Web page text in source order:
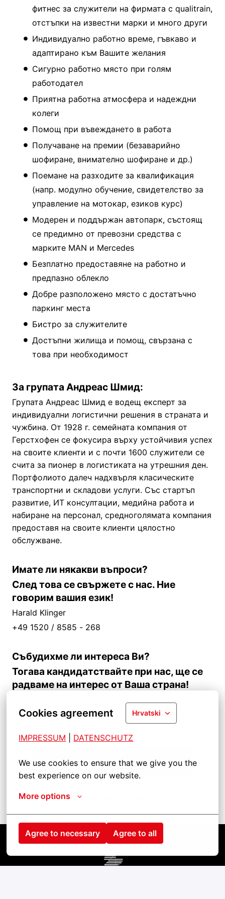
Cookies agreement Hrvatski
IMPRESSUM DATENSCHUTZ
We use cookies to ensure that we give you the
best experience on our website.
More options
Agree to necessary Agree to all
фитнес за служители на фирмата с qualitrain,
отстъпки на известни марки и много други
Индивидуално работно време, гъвкаво и
адаптирано към Вашите желания
Сигурно работно място при голям
работодател
Приятна работна атмосфера и надеждни
колеги
Помощ при въвеждането в работа
Получаване на премии (безаварийно
шофиране, внимателно шофиране и др.)
Поемане на разходите за квалификация
(напр. модулно обучение, свидетелство за
управление на мотокар, езиков курс)
Модерен и поддържан автопарк, състоящ
се предимно от превозни средства с
марките MAN и Mercedes
Безплатно предоставяне на работно и
предпазно облекло
Добре разположено място с достатъчно
паркинг места
Бистро за служителите
Достъпни жилища и помощ, свързана с
това при необходимост
За групата Андреас Шмид:
Групата Андреас Шмид е водещ експерт за
индивидуални логистични решения в страната и
чужбина. От 1928 г. семейната компания от
Герстхофен се фокусира върху устойчивия успех
на своите клиенти и с почти 1600 служители се
счита за пионер в логистиката на утрешния ден.
Портфолиото далеч надхвърля класическите
транспортни и складови услуги. Със стартъп
развитие, ИТ консултации, медийна работа и
набиране на персонал, средноголямата компания
предоставя на своите клиенти цялостно
обслужване.
Имате ли някакви въпроси?
След това се свържете с нас. Ние
говорим вашия език!
Harald Klinger
+49 1520 / 8585 - 268
Събудихме ли интереса Ви?
Тогава кандидатствайте при нас, ще се
радваме на интерес от Ваша страна!
Кандидатствайте
Разделяне на работа